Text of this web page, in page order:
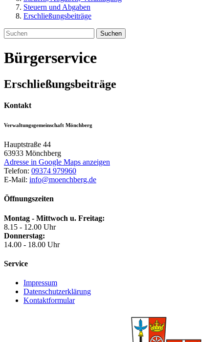
Steuern und Abgaben
Erschließungsbeiträge
Suchen
Bürgerservice
Erschließungsbeiträge
Kontakt
Verwaltungsgemeinschaft Mönchberg
Hauptstraße 44
63933 Mönchberg
Adresse in Google Maps anzeigen
Telefon: 09374 979960
E-Mail: info@moenchberg.de
Öffnungszeiten
Montag - Mittwoch u. Freitag:
8.15 - 12.00 Uhr
Donnerstag:
14.00 - 18.00 Uhr
Service
Impressum
Datenschutzerklärung
Kontaktformular